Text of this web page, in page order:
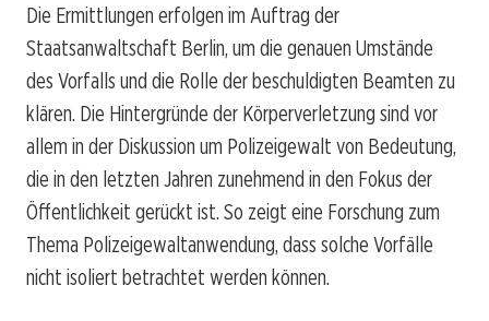
Die Ermittlungen erfolgen im Auftrag der
Staatsanwaltschaft Berlin, um die genauen Umstände
des Vorfalls und die Rolle der beschuldigten Beamten zu
klären. Die Hintergründe der Körperverletzung sind vor
allem in der Diskussion um Polizeigewalt von Bedeutung,
die in den letzten Jahren zunehmend in den Fokus der
Öffentlichkeit gerückt ist. So zeigt eine Forschung zum
Thema Polizeigewaltanwendung, dass solche Vorfälle
nicht isoliert betrachtet werden können.